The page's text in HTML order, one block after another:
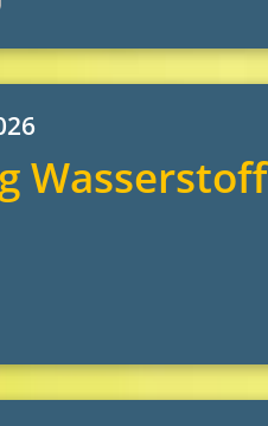
Wasserstoff